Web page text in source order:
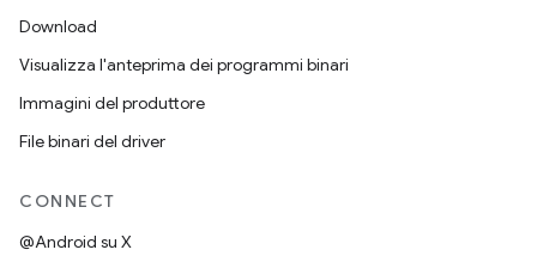
Download
Visualizza l'anteprima dei programmi binari
Immagini del produttore
File binari del driver
CONNECT
@Android su X